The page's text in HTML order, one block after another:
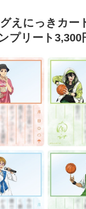
えにっきカー
プリート3,300